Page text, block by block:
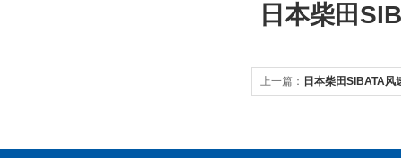
日本柴田
上一篇： 日本柴田SIBATA风